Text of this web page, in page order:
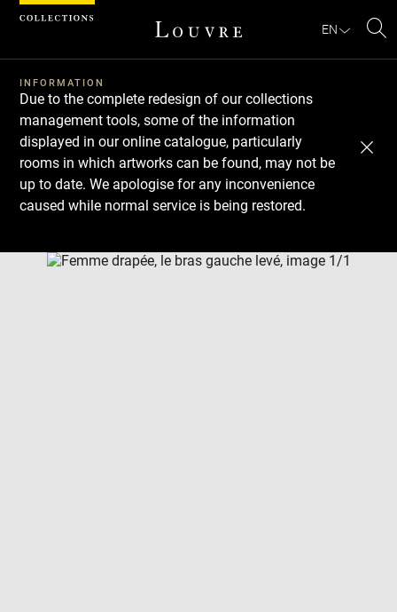
EN
INFORMATION
Due to the complete redesign of our collections
management tools, some of the information
displayed in our online catalogue, particularly
rooms in which artworks can be found, may not be
up to date. We apologise for any inconvenience
caused while normal service is being restored.
Download
Next
Previous
Cookies management panel